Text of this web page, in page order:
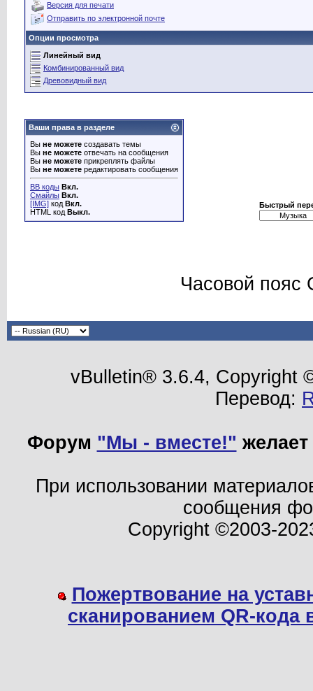
Версия для печати
Отправить по электронной почте
Опции просмотра
Линейный вид
Комбинированный вид
Древовидный вид
Ваши права в разделе
Вы не можете создавать темы
Вы не можете отвечать на сообщения
Вы не можете прикреплять файлы
Вы не можете редактировать сообщения
BB коды Вкл.
Смайлы Вкл.
[IMG] код Вкл.
HTML код Выкл.
Быстрый
Часовой пояс
vBulletin® 3.6.4, Copyright
Перевод:
Форум "Мы - вместе!"
При использовании
сообщения
Copyright ©2003-
Пожертвование на
сканированием QR-